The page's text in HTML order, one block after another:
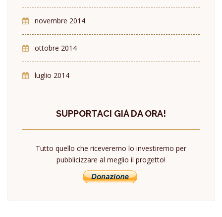
novembre 2014
ottobre 2014
luglio 2014
SUPPORTACI GIÀ DA ORA!
Tutto quello che riceveremo lo investiremo per
pubblicizzare al meglio il progetto!